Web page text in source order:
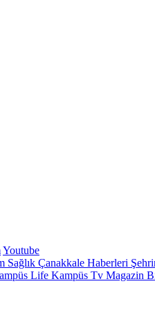
Youtube
Sağlık Çanakkale Haberleri
Life Kampüs Tv Magazin